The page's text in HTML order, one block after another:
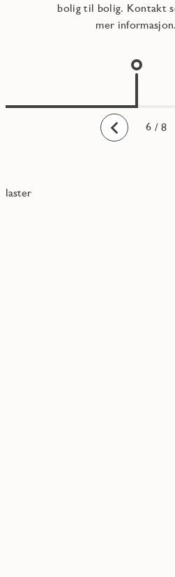
Bakover
bolig til bolig. Kontakt
mer informasjon.
1
2
3
4
5
6
7
8 / 8
laster